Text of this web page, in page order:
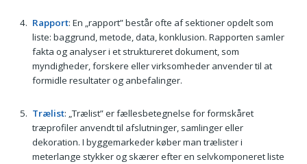
Rapport: En „rapport” består ofte af sektioner opdelt som
liste: baggrund, metode, data, konklusion. Rapporten samler
fakta og analyser i et struktureret dokument, som
myndigheder, forskere eller virksomheder anvender til at
formidle resultater og anbefalinger.
Trælist: „Trælist” er fællesbetegnelse for formskåret
træprofiler anvendt til afslutninger, samlinger eller
dekoration. I byggemarkeder køber man trælister i
meterlange stykker og skærer efter en selvkomponeret liste